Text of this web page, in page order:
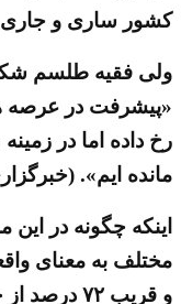
کشور ساری و
ولی فقیه طلسم
«پیشرفت در عرصه
رخ داده اما در
مانده ایم». (خبرگزاری
اینکه چگونه در
مختلف به معنای